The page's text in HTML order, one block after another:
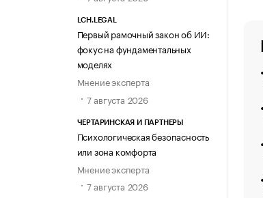
LCH.LEGAL
Первый рамочный закон об ИИ:
фокус на фундаментальных
моделях
Мнение эксперта
7 августа 2026
ЧЕРТАРИНСКАЯ И ПАРТНЕРЫ
Психологическая безопасность
или зона комфорта
Мнение эксперта
7 августа 2026